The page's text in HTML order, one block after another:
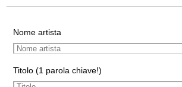
Nome artista
Titolo (1 parola chiave!)